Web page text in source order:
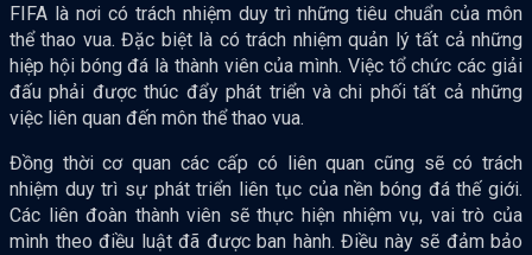
FIFA là nơi có trách nhiệm duy trì những tiêu chuẩn của môn
thể thao vua. Đặc biệt là có trách nhiệm quản lý tất cả những
hiệp hội bóng đá là thành viên của mình. Việc tổ chức các giải
đấu phải được thúc đẩy phát triển và chi phối tất cả những
việc liên quan đến môn thể thao vua.
Đồng thời cơ quan các cấp có liên quan cũng sẽ có trách
nhiệm duy trì sự phát triển liên tục của nền bóng đá thế giới.
Các liên đoàn thành viên sẽ thực hiện nhiệm vụ, vai trò của
mình theo điều luật đã được ban hành. Điều này sẽ đảm bảo